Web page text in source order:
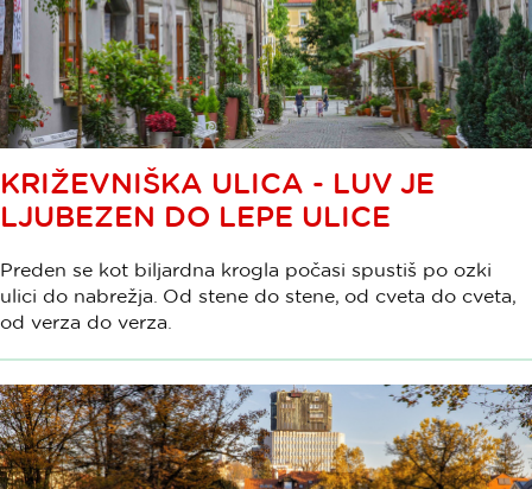
KRIŽEVNIŠKA ULICA - LUV JE
LJUBEZEN DO LEPE ULICE
Preden se kot biljardna krogla počasi spustiš po ozki
ulici do nabrežja. Od stene do stene, od cveta do cveta,
od verza do verza.